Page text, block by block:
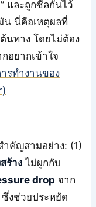
และถูกซีลกั้นไว้
น นี่คือเหตุผลที่
นทาง โดยไม่ต้อง
อยากเข้าใจ
รทำงานของ
คัญสามอย่าง: (1)
ร้าง ไม่ผูกกับ
drop จาก
งช่วยประหยัด